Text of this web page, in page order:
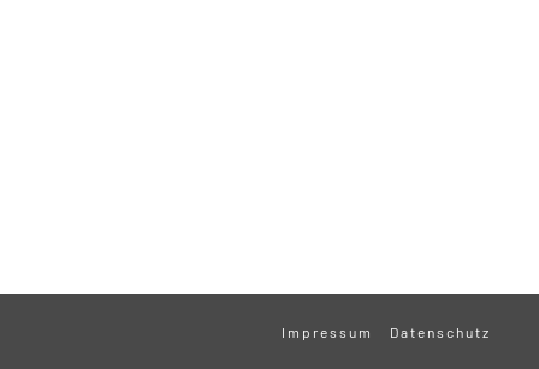
Impressum Datenschutz